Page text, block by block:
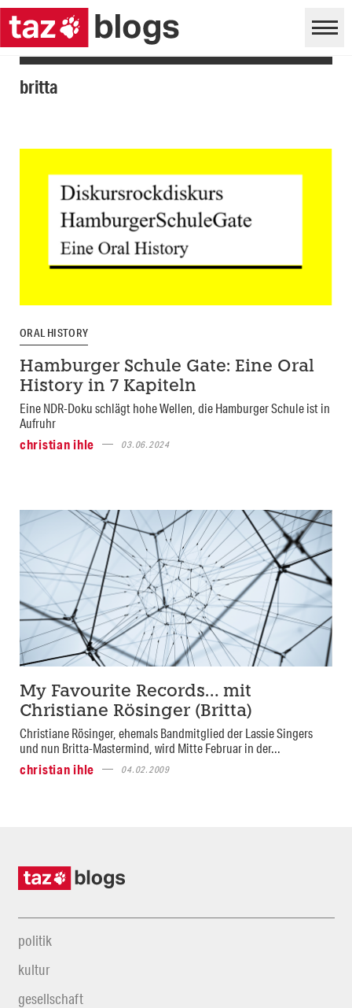
britta
ORAL HISTORY
Hamburger Schule Gate: Eine Oral
History in 7 Kapiteln
Eine NDR-Doku schlägt hohe Wellen, die Hamburger Schule ist in
Aufruhr
christian ihle
03.06.2024
My Favourite Records… mit
Christiane Rösinger (Britta)
Christiane Rösinger, ehemals Bandmitglied der Lassie Singers
und nun Britta-Mastermind, wird Mitte Februar in der...
christian ihle
04.02.2009
politik
kultur
gesellschaft